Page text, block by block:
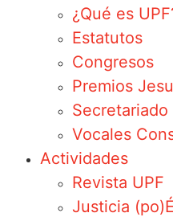
¿Qué es
Estatutos
Congresos
Premios
Secretariado
Vocales
Actividades
Revista UPF
Justicia